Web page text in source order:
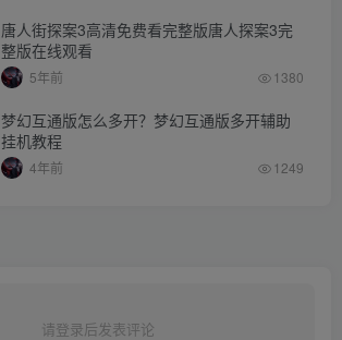
唐人街探案3高清免费看完整版唐人探案3完
整版在线观看
5年前 1380
梦幻互通版怎么多开？梦幻互通版多开辅助
挂机教程
4年前 1249
请登录后发表评论